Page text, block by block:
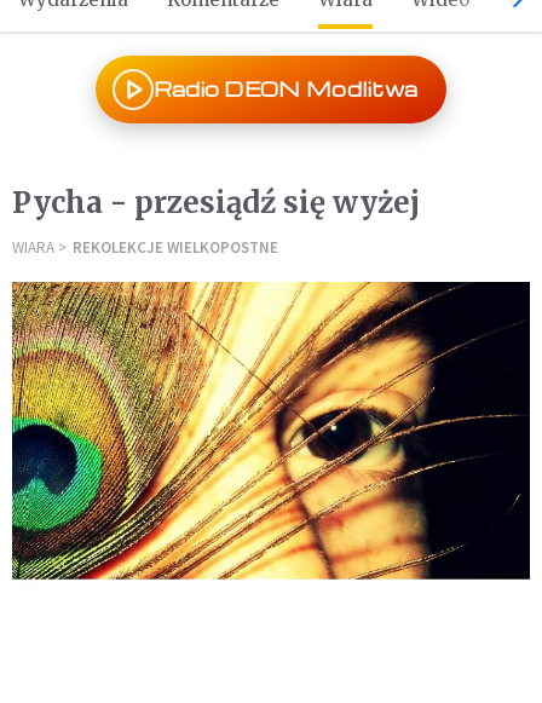
Radio DEON Modlitwa
Pycha - przesiądź się wyżej
WIARA REKOLEKCJE WIELKOPOSTNE